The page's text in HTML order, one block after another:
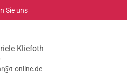
Sie uns
Kliefoth
online.de